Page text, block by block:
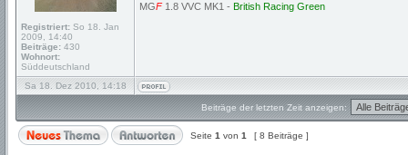
Registriert: So 18. Jan
2009, 14:40
Beiträge: 430
Wohnort:
Süddeutschland
MGF1.8 VVC MK1 - British Racing Green
Sa 18. Dez 2010, 14:18
Beiträge der letzten Zeit anzeigen:
Seite 1 von 1 [ 8 Beiträge ]